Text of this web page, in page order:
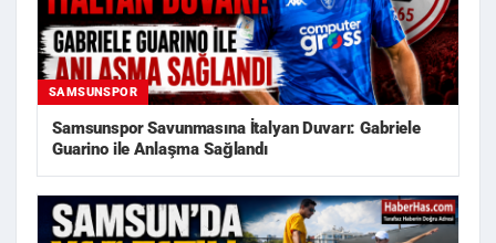
SAMSUNSPOR
Samsunspor Savunmasına İtalyan Duvarı: Gabriele
Guarino ile Anlaşma Sağlandı